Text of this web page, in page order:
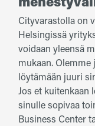
Cityvarastolla on
Helsingissä
voidaan yleensä
mukaan.
löytämään juuri
Jos et kuitenkaan
sinulle sopivaa
Business Center